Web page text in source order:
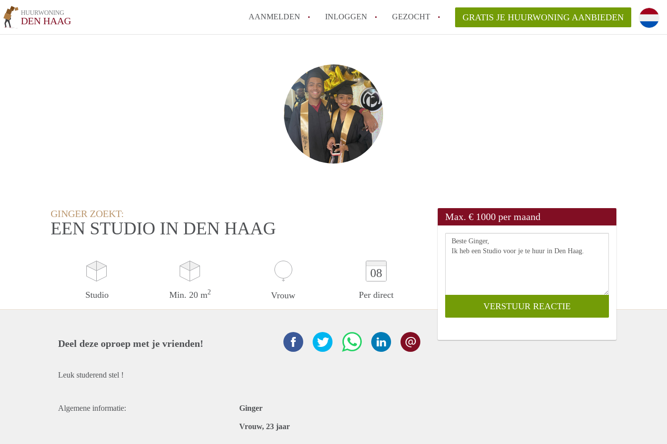
HUURWONING
DEN HAAG AANMELDEN INLOGGEN GEZOCHT GRATIS JE HUURWONING AANBIEDEN
GINGER ZOEKT:
EEN STUDIO IN DEN HAAG
Studio Min. 20 m2 Vrouw
08
Per direct
Max. € 1000 per maand
Deel deze oproep met je vrienden!
Leuk studerend stel !
Algemene informatie: Ginger
Vrouw, 23 jaar